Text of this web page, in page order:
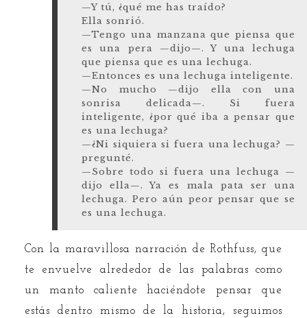
—Y tú, ¿qué me has traído?
Ella sonrió.
—Tengo una manzana que piensa que
es una pera —dijo—. Y una lechuga
que piensa que es una lechuga.
—Entonces es una lechuga inteligente.
—No mucho —dijo ella con una
sonrisa delicada—. Si fuera
inteligente, ¿por qué iba a pensar que
es una lechuga?
—¿Ni siquiera si fuera una lechuga? —
pregunté.
—Sobre todo si fuera una lechuga —
dijo ella—. Ya es mala pata ser una
lechuga. Pero aún peor pensar que se
es una lechuga.
Con la maravillosa narración de Rothfuss, que
te envuelve alrededor de las palabras como
un manto caliente haciéndote pensar que
estás dentro mismo de la historia, seguimos